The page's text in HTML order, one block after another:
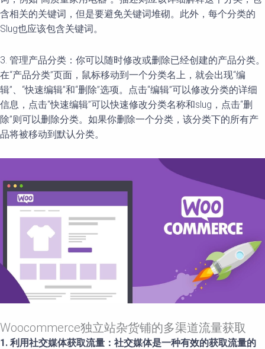
含相关的关键词，但是要避免关键词堆砌。此外，每个分类的
Slug也应该包含关键词。
3. 管理产品分类：你可以随时修改或删除已经创建的产品分类。
在“产品分类”页面，鼠标移动到一个分类名上，就会出现“编
辑”、“快速编辑”和“删除”选项。点击“编辑”可以修改分类的详细
信息，点击“快速编辑”可以快速修改分类名称和slug，点击“删
除”则可以删除分类。如果你删除一个分类，该分类下的所有产
品将被移动到默认分类。
Woocommerce独立站杂货铺的多渠道流量获取
1. 利用社交媒体获取流量：社交媒体是一种有效的获取流量的